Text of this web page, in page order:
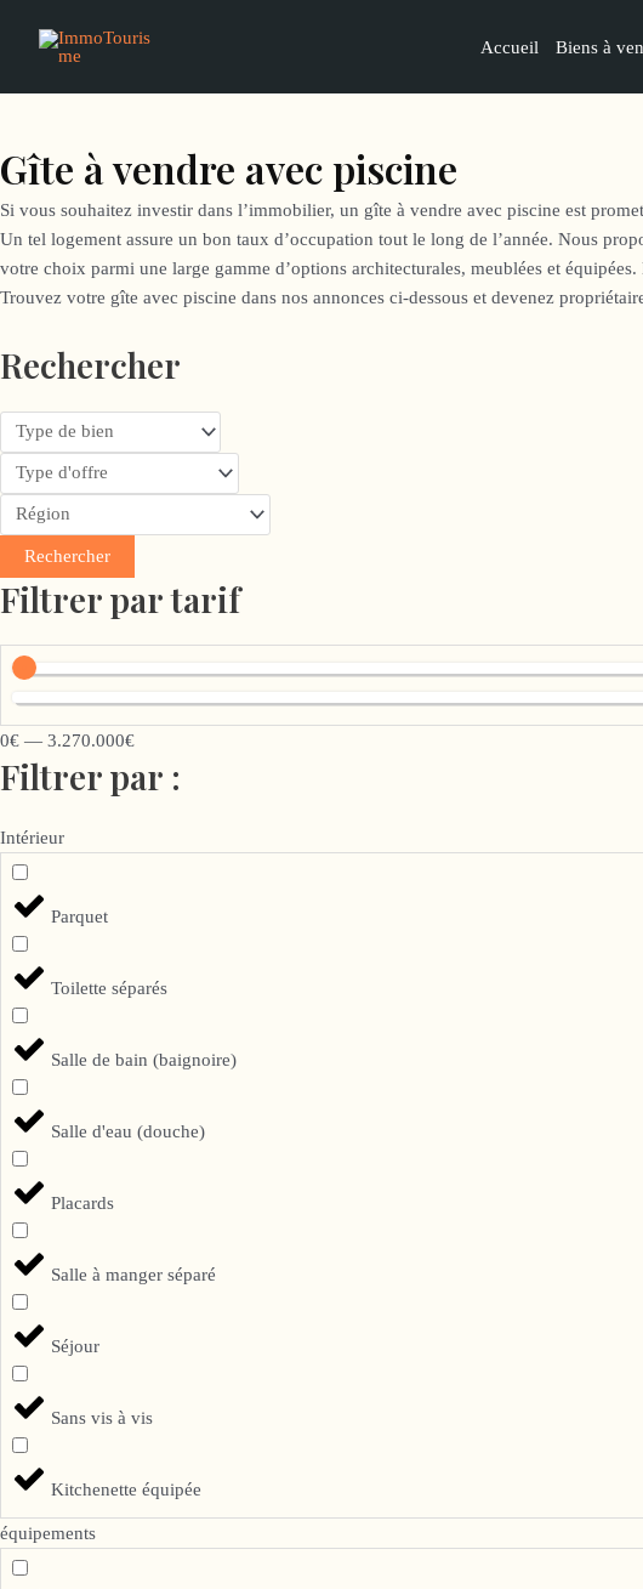
Accueil Biens à
Gîte à vendre avec piscine
Si vous souhaitez investir dans l’immobilier, un gîte à vendre avec piscine est
Un tel logement assure un bon taux d’occupation tout le long de l’année. Nous
votre choix parmi une large gamme d’options architecturales, meublées et
Trouvez votre gîte avec piscine dans nos annonces ci-dessous et devenez
Rechercher
Rechercher
Filtrer par tarif
0€ — 3.270.000€
Filtrer par :
Intérieur
Parquet
Toilette séparés
Salle de bain (baignoire)
Salle d'eau (douche)
Placards
Salle à manger séparé
Séjour
Sans vis à vis
Kitchenette équipée
équipements